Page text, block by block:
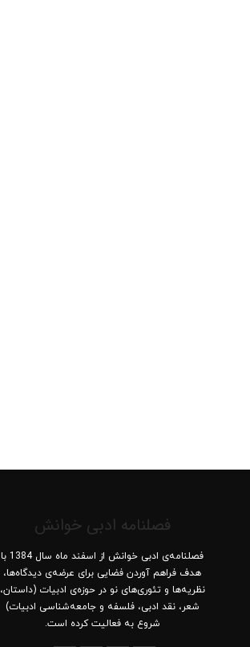
فصلنامه ادبی خوانش
فصلنامه‌ی ادبی خوانش از اسفند ماه سال 1384 با
هدف فراهم آوردن فضایی برای عرضه‌ی دیدگاه‌ها،
نظریه‌ها و تئوری‌های نو در حوزه‌ی ادبیات (داستان،
شعر، نقد ادبی، فلسفه و جامعه‌شناسی ادبیات)
شروع به فعالیت کرده است.